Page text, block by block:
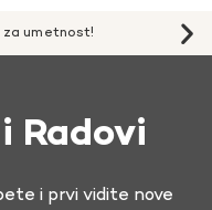
Radovi
i prvi vidite nove